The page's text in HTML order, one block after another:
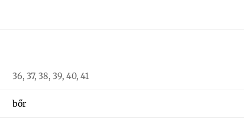
36, 37, 38, 39, 40, 41
bőr